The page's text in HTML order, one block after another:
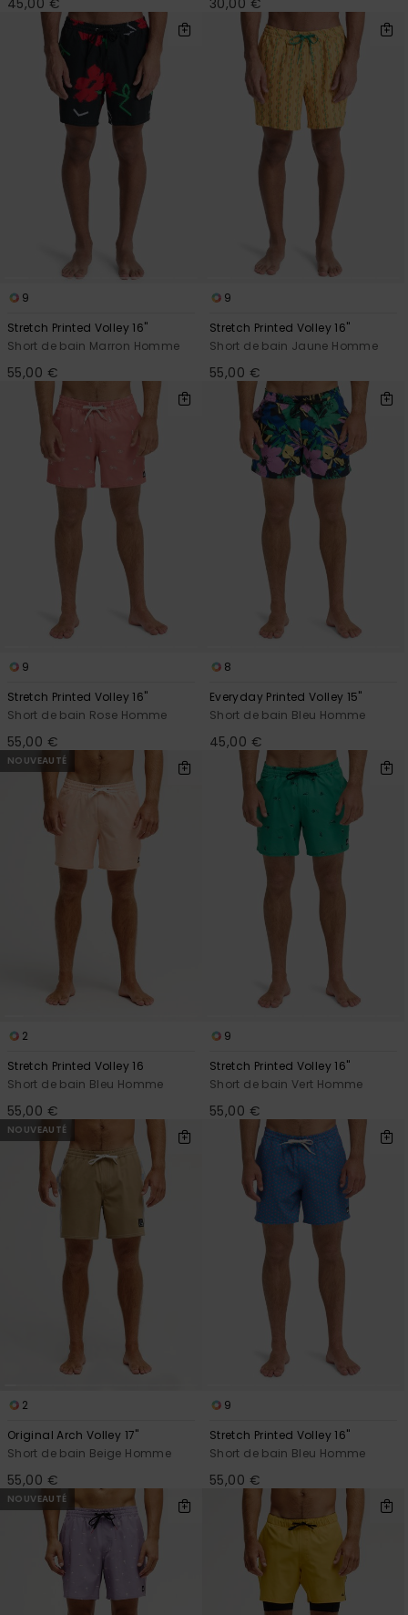
9
Stretch Printed Volley 16"
Short de bain Marron Homme
55,00 €
9
Stretch Printed Volley 16"
Short de bain Jaune Homme
55,00 €
9
Stretch Printed Volley 16"
Short de bain Rose Homme
55,00 €
8
Everyday Printed Volley 15"
Short de bain Bleu Homme
45,00 €
NOUVEAUTÉ
2
Stretch Printed Volley 16
Short de bain Bleu Homme
55,00 €
9
Stretch Printed Volley 16"
Short de bain Vert Homme
55,00 €
NOUVEAUTÉ
2
Original Arch Volley 17"
Short de bain Beige Homme
55,00 €
9
Stretch Printed Volley 16"
Short de bain Bleu Homme
55,00 €
NOUVEAUTÉ